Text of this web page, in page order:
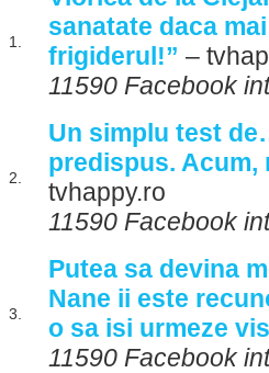
1.
sanatate daca
frigiderul!” –
11590 Facebook
2.
Un simplu test
predispus. Acum,
tvhappy.ro
11590 Facebook
3.
Putea sa devina
Nane ii este
o sa isi urmeze
11590 Facebook